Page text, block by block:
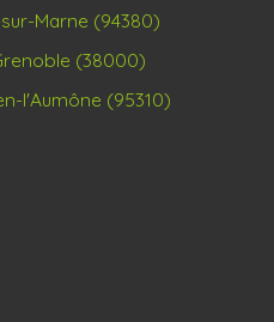
Marne (94380)
(38000)
l'Aumône (95310)